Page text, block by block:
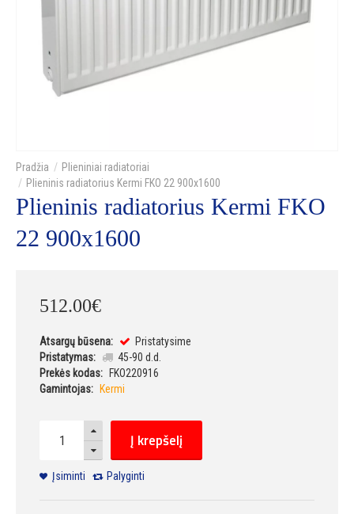
Plieniniai radiatoriai
Plieninis radiatorius Kermi FKO 22 900x1600
Plieninis radiatorius Kermi FKO
22 900x1600
512.00€
Atsargų būsena:
Pristatysime
Pristatymas:
45-90 d.d.
Prekės kodas:
FKO220916
Gamintojas:
Kermi
Į krepšelį
Įsiminti Palyginti